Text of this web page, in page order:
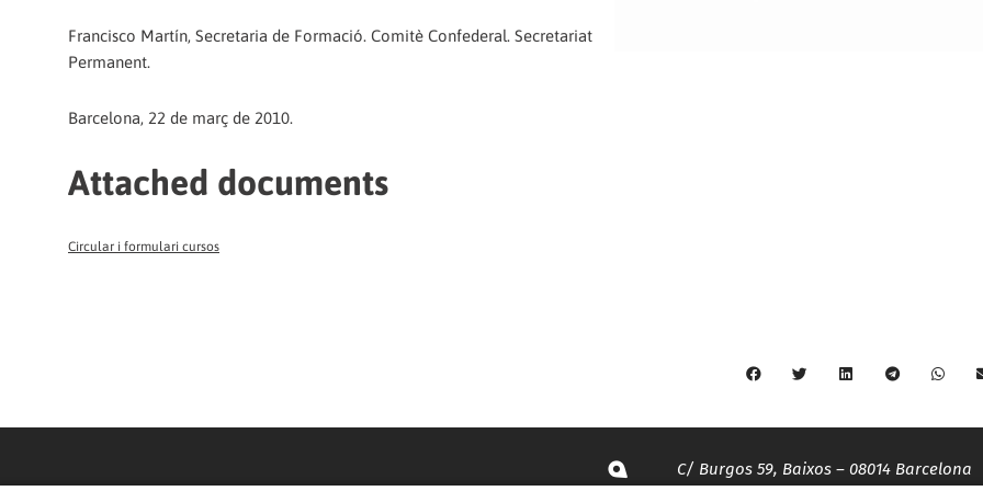
Francisco Martín, Secretaria de Formació. Comitè Confederal. Secretariat
Permanent.
Barcelona, 22 de març de 2010.
Attached documents
Circular i formulari cursos
C/ Burgos 59, Baixos – 08014 Barcelona